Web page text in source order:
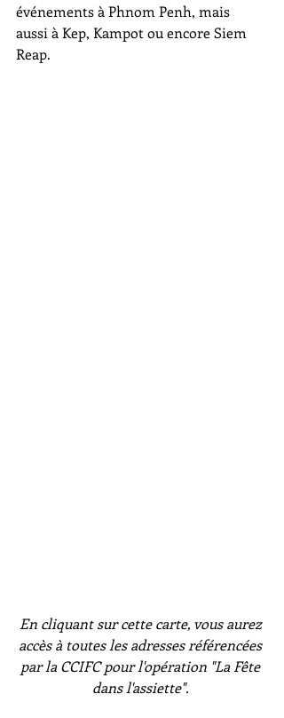
événements à Phnom Penh, mais
aussi à Kep, Kampot ou encore Siem
Reap.
En cliquant sur cette carte, vous aurez
accès à toutes les adresses référencées
par la CCIFC pour l'opération "La Fête
dans l'assiette".